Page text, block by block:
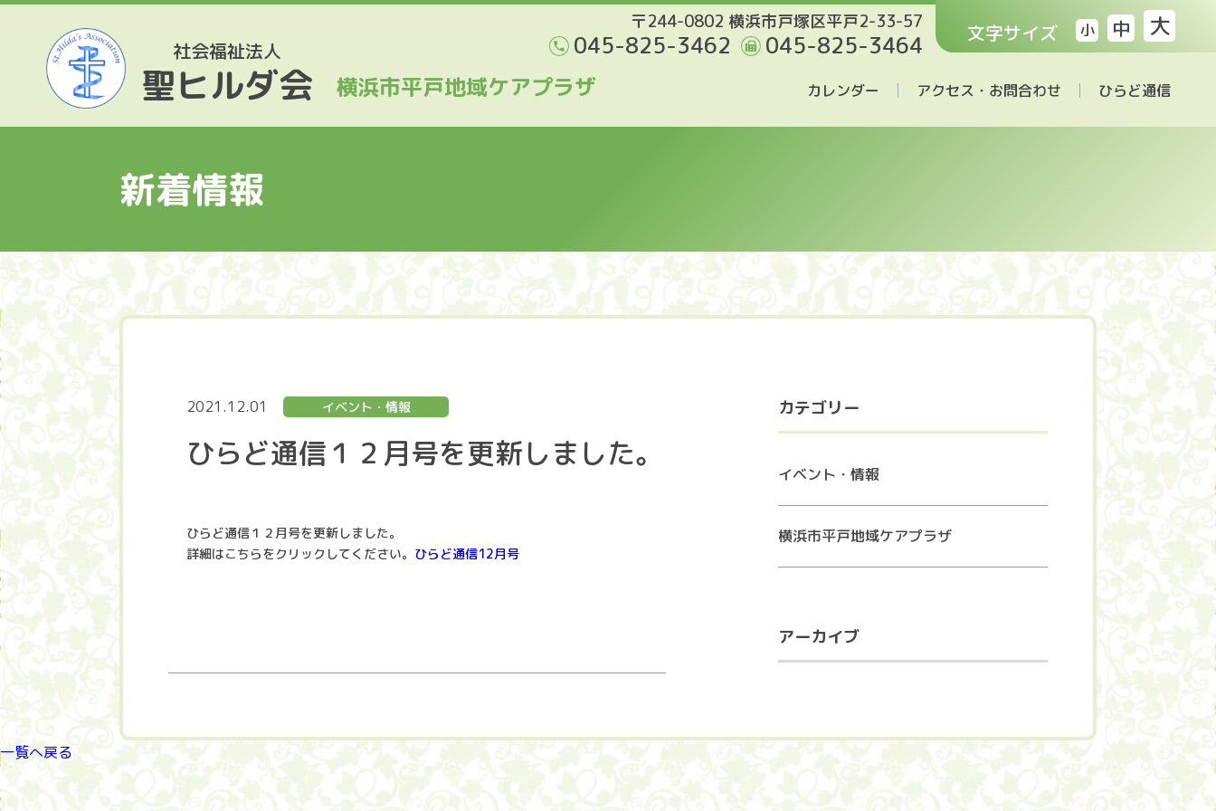
社会福祉法人
聖ヒルダ会 横浜市平戸地域ケアプラザ カレンダー アクセス・お問合わせ ひらど通信
〒244-0802 横浜市戸塚区平戸2-33-57
045-825-3462 045-825-3464 文字サイズ 小 中 大
新着情報
2021.12.01 イベント・情報
ひらど通信１２月号を更新しました。
ひらど通信１２月号を更新しました。
詳細はこちらをクリックしてください。 ひらど通信12月号
カテゴリー
イベント・情報
横浜市平戸地域ケアプラザ
アーカイブ
一覧へ戻る